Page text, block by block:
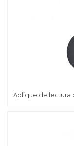
Aplique de lectura